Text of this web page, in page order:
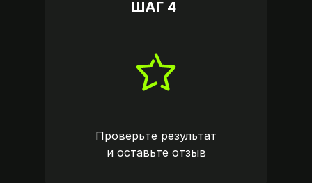
Проверьте результат
и оставьте отзыв
ШАГ 4